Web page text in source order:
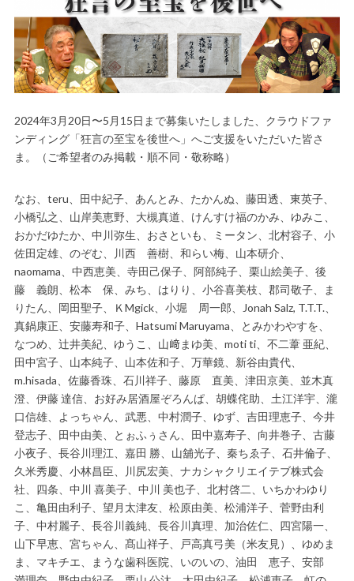
2024年3月20日〜5月15日まで募集いたしました、クラウドファ
ンディング「狂言の至宝を後世へ」へご支援をいただいた皆さ
ま。（ご希望者のみ掲載・順不同・敬称略）
なお、teru、田中紀子、あんとみ、たかんぬ、藤田透、東英子、
小橋弘之、山岸美恵野、大槻真道、けんすけ福のかみ、ゆみこ、
おかだゆたか、中川弥生、おさといも、ミータン、北村容子、小
佐田定雄、のぞむ、川西 善樹、和らい梅、山本研介、
naomama、中西恵美、寺田己保子、阿部純子、栗山絵美子、後
藤 義朗、松本 保、みち、はりり、小谷喜美枝、郡司敬子、ま
りたん、岡田聖子、ＫMgick、小堀 周一郎、Jonah Salz, T.T.T.、
真鍋康正、安藤寿和子、Hatsumi Maruyama、とみかわやすを、
なつめ、辻井美紀、ゆうこ、山﨑まゆ美、moti ti、不二葦 亜紀、
田中宮子、山本純子、山本佐和子、万華鏡、新谷由貴代、
m.hisada、佐藤香珠、石川祥子、藤原 直美、津田京美、並木真
澄、伊藤 達信、お好み居酒屋ぞろんぱ、胡蝶侘助、土江洋宇、瀧
口信雄、よっちゃん、武悪、中村潤子、ゆず、吉田理恵子、今井
登志子、田中由美、とぉふぅさん、田中嘉寿子、向井巻子、古藤
小夜子、長谷川理江、嘉田 勝、山舖光子、秦ちゑ子、石井倫子、
久米秀慶、小林昌臣、川尻宏美、ナカシャクリエイテブ株式会
社、四条、中川 喜美子、中川 美也子、北村啓二、いちかわゆり
こ、亀田由利子、望月太津友、松原由美、松浦洋子、菅野由利
子、中村麗子、長谷川義純、長谷川真理、加治佐仁、四宮陽一、
山下早恵、宮ちゃん、髙山祥子、戸高真弓美（米友見）、ゆめま
ま、マキチエ、まうな歯科医院、いのいの、油田 恵子、安部